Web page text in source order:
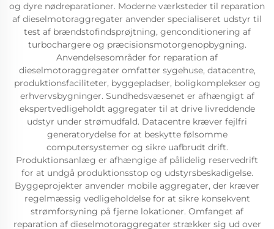
og dyre nødreparationer. Moderne værksteder til reparation
af dieselmotoraggregater anvender specialiseret udstyr til
test af brændstofindsprøjtning, genconditionering af
turbochargere og præcisionsmotorgenopbygning.
Anvendelsesområder for reparation af
dieselmotoraggregater omfatter sygehuse, datacentre,
produktionsfaciliteter, byggepladser, boligkomplekser og
erhvervsbygninger. Sundhedsvæsenet er afhængigt af
ekspertvedligeholdt aggregater til at drive livreddende
udstyr under strømudfald. Datacentre kræver fejlfri
generatorydelse for at beskytte følsomme
computersystemer og sikre uafbrudt drift.
Produktionsanlæg er afhængige af pålidelig reservedrift
for at undgå produktionsstop og udstyrsbeskadigelse.
Byggeprojekter anvender mobile aggregater, der kræver
regelmæssig vedligeholdelse for at sikre konsekvent
strømforsyning på fjerne lokationer. Omfanget af
reparation af dieselmotoraggregater strækker sig ud over